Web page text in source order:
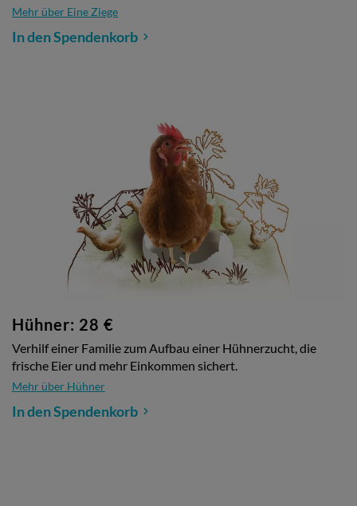
Mehr über Eine Ziege
In den Spendenkorb
Hühner: 28 €
Verhilf einer Familie zum Aufbau einer Hühnerzucht, die
frische Eier und mehr Einkommen sichert.
Mehr über Hühner
In den Spendenkorb